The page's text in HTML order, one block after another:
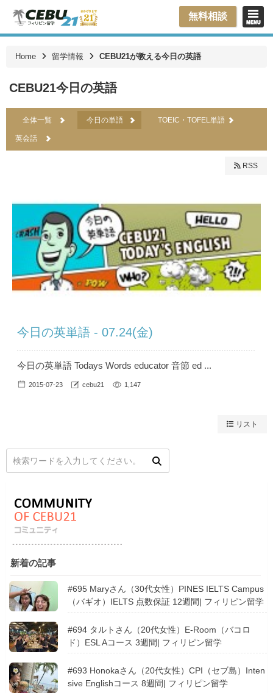
無料相談
Home 留学情報 CEBU21が教える今日の英語
CEBU21今日の英語
全体一覧 今日の単語 TOEIC・TOFEL単語
英会話
RSS
今日の英単語 - 07.24(金)
今日の英単語 Todays Words educator 音節 ed ...
2015-07-23 cebu21 1,147
リスト
新着の記事
#695 Maryさん（30代女性）PINES IELTS Campus
（バギオ）IELTS 点数保証 12週間| フィリピン留学
#694 タルトさん（20代女性）E-Room（バコロ
ド）ESL Aコース 3週間| フィリピン留学
#693 Honokaさん（20代女性）CPI（セブ島）Inten
sive Englishコース 8週間| フィリピン留学